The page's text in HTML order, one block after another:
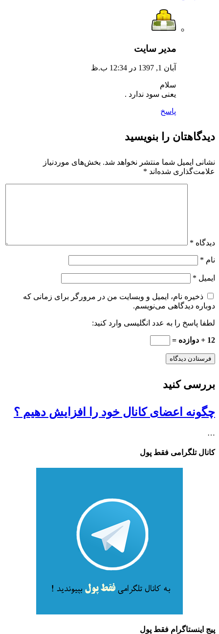
مدیر سایت
آبان 1, 1397 در 12:34 ب.ظ
سلام
یعنی سود ندارد .
پاسخ
دیدگاهتان را بنویسید
نشانی ایمیل شما منتشر نخواهد شد. بخش‌های موردنیاز
علامت‌گذاری شده‌اند *
دیدگاه *
نام *
ایمیل *
ذخیره نام، ایمیل و وبسایت من در مرورگر برای زمانی که
دوباره دیدگاهی می‌نویسم.
لطفا پاسخ را به عدد انگلیسی وارد کنید:
12 + دوازده =
بررسی کنید
چگونه اعضای کانال خود را افزایش دهیم ؟
…
کانال تلگرامی فقط پول
پیج اینستاگرام فقط پول